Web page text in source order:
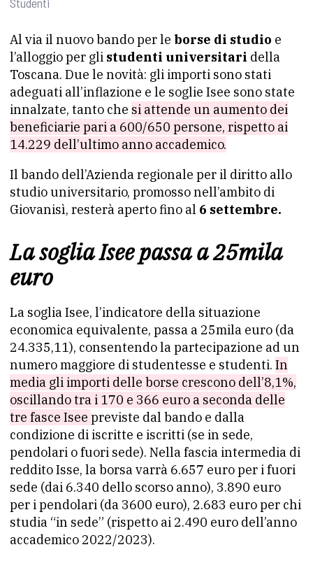
Al via il nuovo bando per le borse di studio e
l’alloggio per gli studenti universitari della
Toscana. Due le novità: gli importi sono stati
adeguati all’inflazione e le soglie Isee sono state
innalzate, tanto che si attende un aumento dei
beneficiarie pari a 600/650 persone, rispetto ai
14.229 dell’ultimo anno accademico.
Il bando dell’Azienda regionale per il diritto allo
studio universitario, promosso nell’ambito di
Giovanisì, resterà aperto fino al 6 settembre.
La soglia Isee passa a 25mila
euro
La soglia Isee, l’indicatore della situazione
economica equivalente, passa a 25mila euro (da
24.335,11), consentendo la partecipazione ad un
numero maggiore di studentesse e studenti. In
media gli importi delle borse crescono dell’8,1%,
oscillando tra i 170 e 366 euro a seconda delle
tre fasce Isee previste dal bando e dalla
condizione di iscritte e iscritti (se in sede,
pendolari o fuori sede). Nella fascia intermedia di
reddito Isse, la borsa varrà 6.657 euro per i fuori
sede (dai 6.340 dello scorso anno), 3.890 euro
per i pendolari (da 3600 euro), 2.683 euro per chi
studia “in sede” (rispetto ai 2.490 euro dell’anno
accademico 2022/2023).